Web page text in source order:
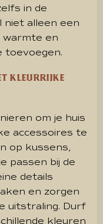
in de
niet alleen een
warmte en
toevoegen.
kleurrijke
om je huis
accessoires te
op kussens,
passen bij de
details
en zorgen
uitstraling. Durf
kleuren